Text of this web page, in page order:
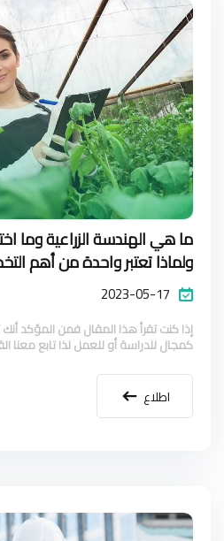
ما هي الهندسة الزراعية وما
ولماذا تعتبر واحدة من أهم
2023-05-17
إذا كنت تقرأ هذا المقال فمن المؤكد أنك
كمجال للدراسة أو للعمل لذا تابع معنا
اطلاع